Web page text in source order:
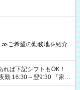
ご希望の勤務地を紹介
～翌9:30 「家族
飯の準備がしたい」